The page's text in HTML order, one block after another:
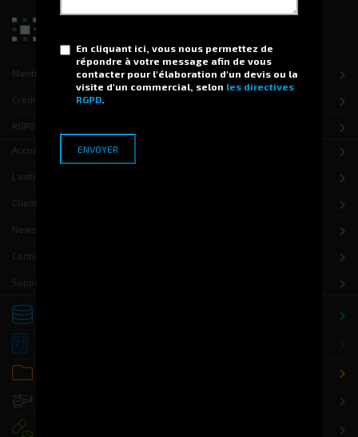
Mentions légales
Crédits
RGPD
Accueil
L'entreprise
Clients
News
Contact
Support
En cliquant ici, vous nous permettez de
répondre à votre message afin de vous
contacter pour l'élaboration d'un devis ou la
visite d'un commercial, selon les directives
RGPD.